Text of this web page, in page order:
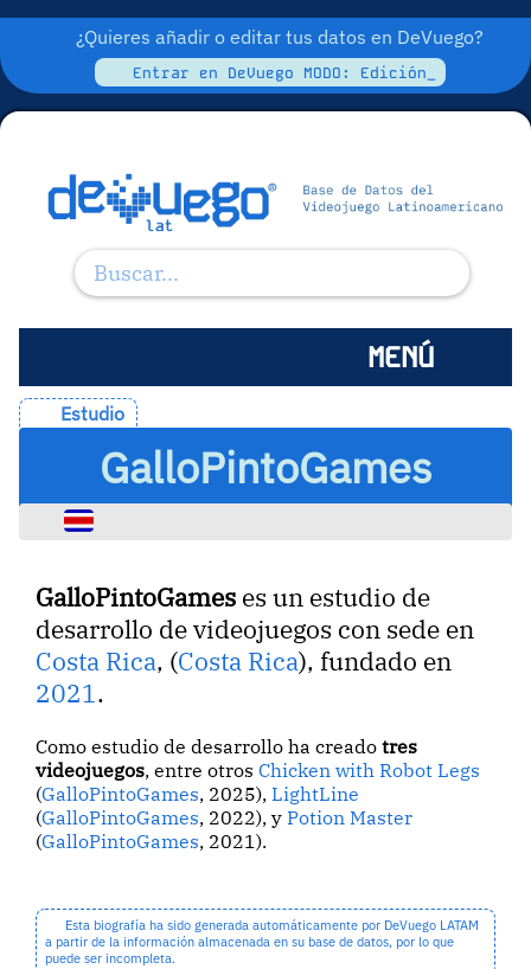
¿Quieres añadir o editar tus datos en DeVuego?
Entrar en DeVuego MODO: Edición_
MENÚ
Estudio
GalloPintoGames
GalloPintoGames es un estudio de
desarrollo de videojuegos con sede en
Costa Rica, (Costa Rica), fundado en
2021.
Como estudio de desarrollo ha creadotres
videojuegos, entre otrosChicken with Robot Legs
(GalloPintoGames, 2025),LightLine
(GalloPintoGames, 2022), yPotion Master
(GalloPintoGames, 2021).
Esta biografía ha sido generada automáticamente por DeVuego LATAM
a partir de la información almacenada en su base de datos, por lo que
puede ser incompleta.